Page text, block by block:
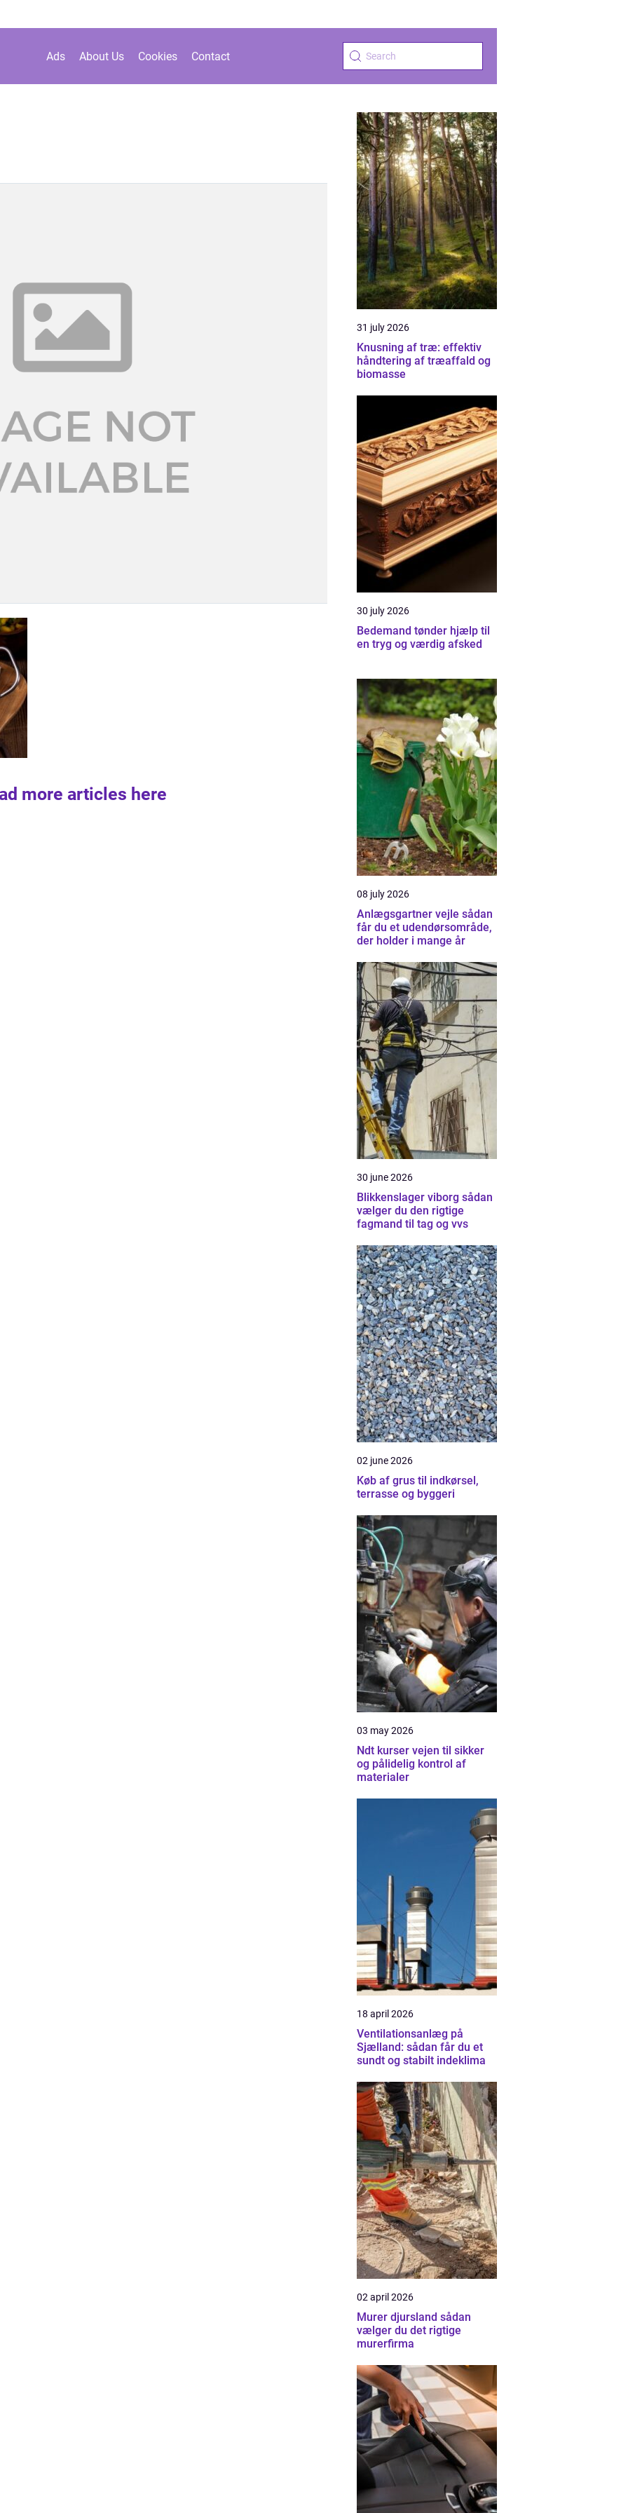
Ads About Us Cookies Contact
more articles here
31 july 2026
Knusning af træ: effektiv
håndtering af træaffald og
biomasse
30 july 2026
Bedemand tønder hjælp til
en tryg og værdig afsked
08 july 2026
Anlægsgartner vejle sådan
får du et udendørsområde,
der holder i mange år
30 june 2026
Blikkenslager viborg sådan
vælger du den rigtige
fagmand til tag og vvs
02 june 2026
Køb af grus til indkørsel,
terrasse og byggeri
03 may 2026
Ndt kurser vejen til sikker
og pålidelig kontrol af
materialer
18 april 2026
Ventilationsanlæg på
Sjælland: sådan får du et
sundt og stabilt indeklima
02 april 2026
Murer djursland sådan
vælger du det rigtige
murerfirma